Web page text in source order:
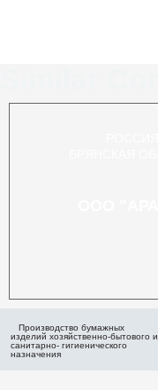
Производство бумажных
изделий хозяйственно-бытового и
санитарно- гигиенического
назначения